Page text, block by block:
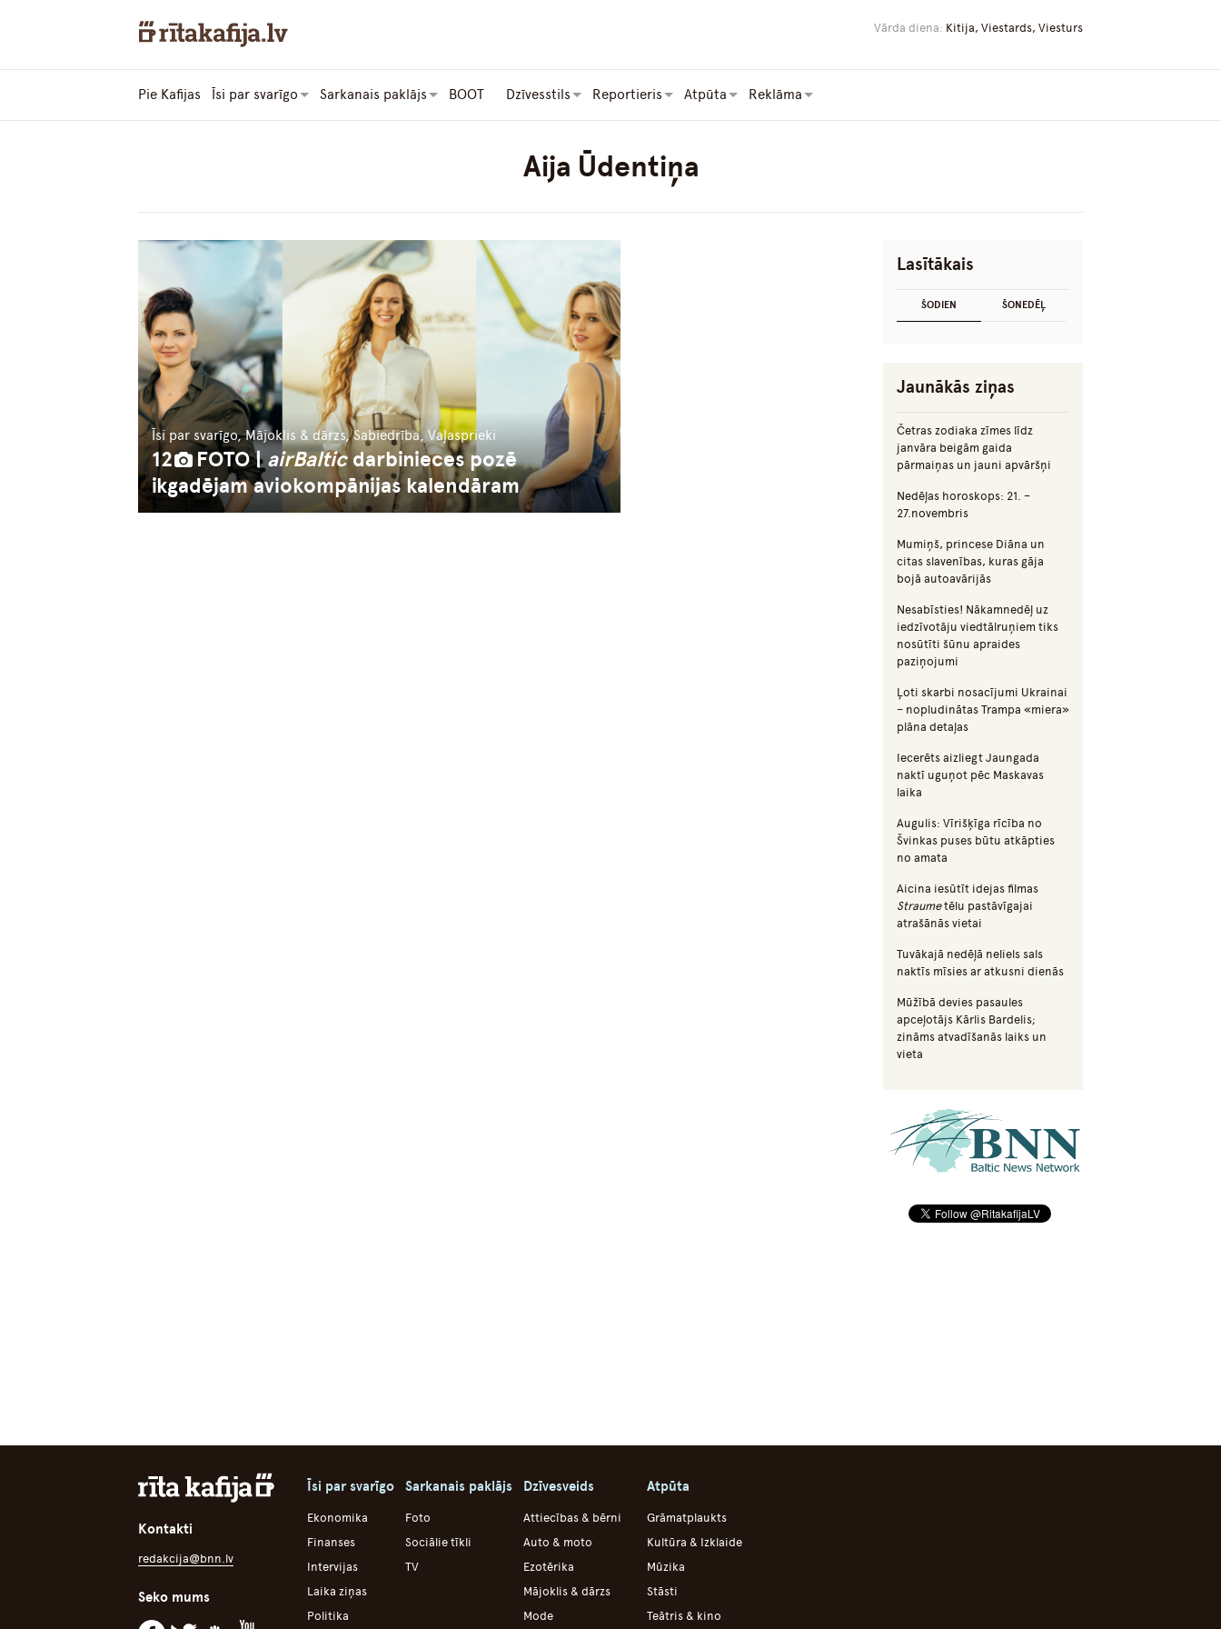
Vārda diena: Kitija, Viestards, Viesturs
Pie Kafijas Īsi par svarīgo Sarkanais paklājs BOOT Dzīvesstils Reportieris Atpūta Reklāma
Aija Ūdentiņa
Īsi par svarīgo, Mājoklis & dārzs, Sabiedrība, Vaļasprieki
12 FOTO |airBalticdarbinieces pozē
ikgadējam aviokompānijas kalendāram
Lasītākais
ŠODIEN ŠONEDĒĻ
Jaunākās ziņas
Četras zodiaka zīmes līdz
janvāra beigām gaida
pārmaiņas un jauni apvāršņi
Nedēļas horoskops: 21. –
27.novembris
Mumiņš, princese Diāna un
citas slavenības, kuras gāja
bojā autoavārijās
Nesabīsties! Nākamnedēļ uz
iedzīvotāju viedtālruņiem tiks
nosūtīti šūnu apraides
paziņojumi
Ļoti skarbi nosacījumi Ukrainai
– nopludinātas Trampa «miera»
plāna detaļas
Iecerēts aizliegt Jaungada
naktī uguņot pēc Maskavas
laika
Augulis: Vīrišķīga rīcība no
Švinkas puses būtu atkāpties
no amata
Aicina iesūtīt idejas filmas
Straumetēlu pastāvīgajai
atrašānās vietai
Tuvākajā nedēļā neliels sals
naktīs mīsies ar atkusni dienās
Mūžībā devies pasaules
apceļotājs Kārlis Bardelis;
zināms atvadīšanās laiks un
vieta
Kontakti
redakcija@bnn.lv
Seko mums
Īsi par svarīgo
Ekonomika
Finanses
Intervijas
Laika ziņas
Politika
Sarkanais paklājs
Foto
Sociālie tīkli
TV
Dzīvesveids
Attiecības & bērni
Auto & moto
Ezotērika
Mājoklis & dārzs
Mode
Atpūta
Grāmatplaukts
Kultūra & Izklaide
Mūzika
Stāsti
Teātris & kino